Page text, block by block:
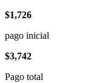
$1,726
pago inicial
$3,742
Pago total